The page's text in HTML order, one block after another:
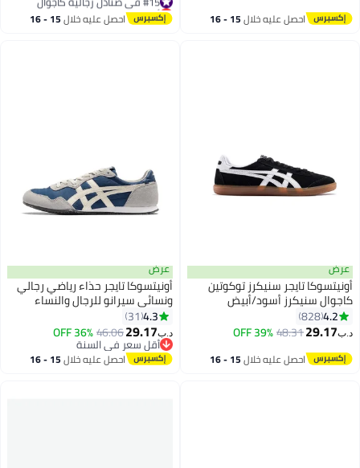
احصل عليه خلال 15 - 16
اغسطس
#15 في صنادل رجالية كاجوال احصل عليه خلال 15 - 16
اغسطس
عرض
أونيتسوكا تايجر سنيكرز توكوتين
كاجوال سنيكرز أسود/أبيض
4.2
828
د.ب‏29.17
48.31
39% OFF
احصل عليه خلال 15 - 16
9
عرض
أونيتسوكا تايجر حذاء رياضي رجالي
ونسائي سيرانو للرجال والنساء
رياضي كاجوال/حذاء رياضي ملون
أزرق/رمادي
4.3
31
د.ب‏29.17
46.06
36% OFF
أقل سعر في السنة
أقل سعر في السنة
احصل عليه خلال 15 - 16